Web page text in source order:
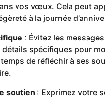
vos vœux. Cela peut
à la journée
: Évitez les
détails spécifiques pour
de réfléchir à ses
soutien : Exprimez votre